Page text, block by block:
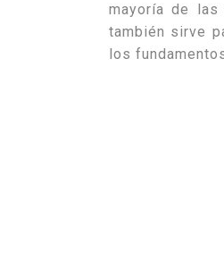
mayoría de
también sirve
los